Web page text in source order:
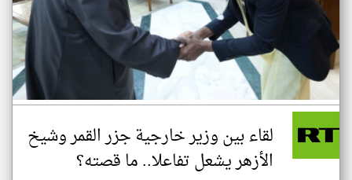
لقاء بين وزير خارجية جزر القمر وشيخ
الأزهر يشعل تفاعلا.. ما قصته؟